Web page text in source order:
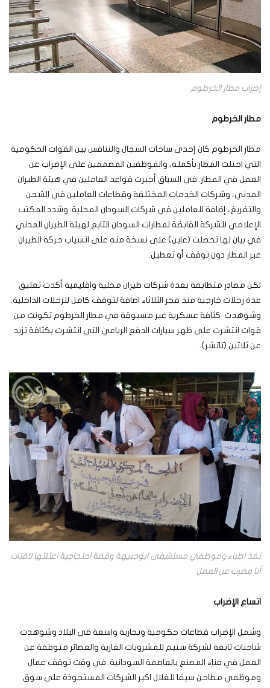
إضراب مطار الخرطوم
مطار الخرطوم
مطار الخرطوم كان إحدى ساحات السجال والتنافس بين القوات الحكومية
التي احتلت المطار بأكمله، والموظفين المصممين على الإضراب عن
العمل في المطار. في السياق أجبرت قواعد العاملين في هيئة الطيران
المدني، وشركات الخدمات المختلفة وقطاعات العاملين في الشحن
والتفريغ، إضافة للعاملين في شركات السودان المحلية. وشدد المكتب
الإعلامي للشركة القابضة لمطارات السودان التابع لهيئة الطيران المدني
في بيان لها تحصلت (عاين) على نسخة منه على انسياب حركة الطيران
عبر المطار دون توقف أو تعطيل.
لكن مصادر متطابقة بعدة شركات طيران محلية واقليمية أكدت تعليق
عدة رحلات خارجية منذ فجر الثلاثاء اضافة لتوقف كامل للرحلات الداخلية.
وشوهدت كثافة عسكرية غير مسبوقة في مطار الخرطوم تكونت من
قوات انتشرت على ظهر سيارات الدفع الرباعي التي انتشرت بكثافة تزيد
عن ثلاثين (تاتشر).
نفذ اطباء وموظفي مستشفى ابوجبيهة وقفة احتجاجية اعتلتها لافتات
أنا مضرب عن العمل
اتساع الإضراب
وشمل الإضراب قطاعات حكومية وتجارية واسعة في البلاد وشوهدت
شاحنات تابعة لشركة ستيم للمشروبات الغازية والعصائر متوقفة عن
العمل في فناء المصنع بالعاصمة السودانية. في وقت توقف عمال
وموظفي مطاحن سيقا للغلال اكبر الشركات المستحوذة على سوق